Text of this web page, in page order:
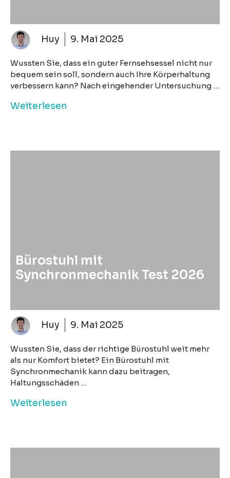
Huy 9. Mai 2025
Wussten Sie, dass ein guter Fernsehsessel nicht nur
bequem sein soll, sondern auch Ihre Körperhaltung
verbessern kann? Nach eingehender Untersuchung …
Weiterlesen
Bürostuhl mit
Synchronmechanik Test 2026
Huy 9. Mai 2025
Wussten Sie, dass der richtige Bürostuhl weit mehr
als nur Komfort bietet? Ein Bürostuhl mit
Synchronmechanik kann dazu beitragen,
Haltungsschäden …
Weiterlesen